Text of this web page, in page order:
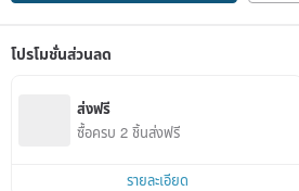
โปรโมชั่นส่วนลด
ส่งฟรี
ซื้อครบ 2 ชิ้นส่งฟรี
รายละเอียด